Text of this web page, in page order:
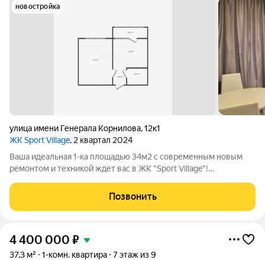
новостройка
улица имени Генерала Корнилова,12к1
ЖК Sport Village, 2 квартал 2024
Ваша идеальная 1-ка площадью 34м2 с современным новым
ремонтом и техникой ждет вас в ЖК "Sport Village"!
комплексе «двор-сад», полностью свободный от машин.
Наслаждайтесь тишиной, зеленью и
Позвонить
4 400 000 ₽
37,3 м² 1-комн. квартира 7 этаж из 9